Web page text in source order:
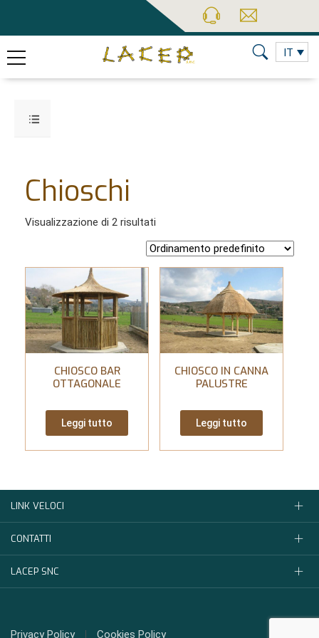
IT
Chioschi
Visualizzazione di 2 risultati
CHIOSCO BAR
OTTAGONALE
Leggi tutto
CHIOSCO IN CANNA
PALUSTRE
Leggi tutto
LINK VELOCI
CONTATTI
LACEP SNC
Privacy Policy Cookies Policy